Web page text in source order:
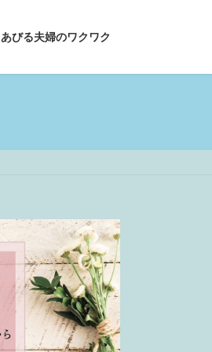
あびる夫婦のワクワク